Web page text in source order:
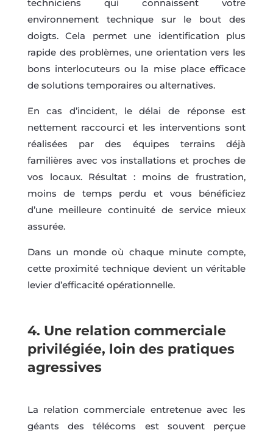
techniciens qui connaissent votre
environnement technique sur le bout des
doigts. Cela permet une identification plus
rapide des problèmes, une orientation vers les
bons interlocuteurs ou la mise place efficace
de solutions temporaires ou alternatives.
En cas d’incident, le délai de réponse est
nettement raccourci et les interventions sont
réalisées par des équipes terrains déjà
familières avec vos installations et proches de
vos locaux. Résultat : moins de frustration,
moins de temps perdu et vous bénéficiez
d’une meilleure continuité de service mieux
assurée.
Dans un monde où chaque minute compte,
cette proximité technique devient un véritable
levier d’efficacité opérationnelle.
4. Une relation commerciale
privilégiée, loin des pratiques
agressives
La relation commerciale entretenue avec les
géants des télécoms est souvent perçue